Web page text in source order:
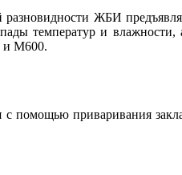
ЖБИ
температур и влажности,
и М600.
помощью приваривания